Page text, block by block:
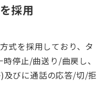
採用
式を採用しており、タ
停止/曲送り/曲戻し、
びに通話の応答/切/拒